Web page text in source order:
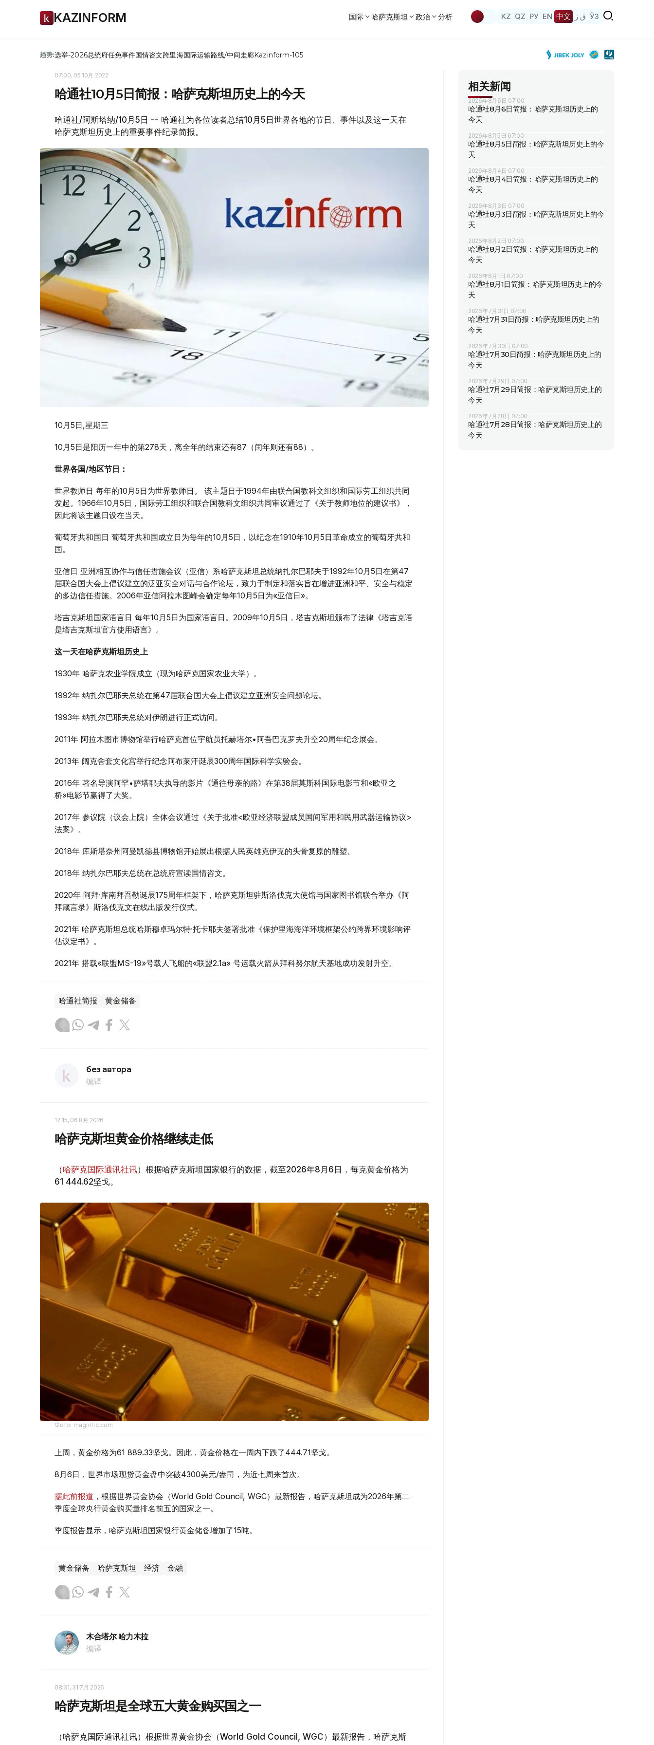
KAZINFORM 国际 哈萨克斯坦 政治 分析 KZ QZ РУ EN 中文 ق ز ЎЗ
趋势:选举-2026总统府任免事件国情咨文跨里海国际运输路线/中间走廊Kazinform-105
07:00, 05 10月 2022
哈通社10月5日简报：哈萨克斯坦历史上的今天
哈通社/阿斯塔纳/10月5日 -- 哈通社为各位读者总结10月5日世界各地的节日、事件以及这一天在
哈萨克斯坦历史上的重要事件纪录简报。
10月5日,星期三
10月5日是阳历一年中的第278天，离全年的结束还有87（闰年则还有88）。
世界各国/地区节日：
世界教师日 每年的10月5日为世界教师日。 该主题日于1994年由联合国教科文组织和国际劳工组织共同
发起。1966年10月5日，国际劳工组织和联合国教科文组织共同审议通过了《关于教师地位的建议书》，
因此将该主题日设在当天。
葡萄牙共和国日 葡萄牙共和国成立日为每年的10月5日，以纪念在1910年10月5日革命成立的葡萄牙共和
国。
亚信日 亚洲相互协作与信任措施会议（亚信）系哈萨克斯坦总统纳扎尔巴耶夫于1992年10月5日在第47
届联合国大会上倡议建立的泛亚安全对话与合作论坛，致力于制定和落实旨在增进亚洲和平、安全与稳定
的多边信任措施。2006年亚信阿拉木图峰会确定每年10月5日为«亚信日»。
塔吉克斯坦国家语言日 每年10月5日为国家语言日。2009年10月5日，塔吉克斯坦颁布了法律《塔吉克语
是塔吉克斯坦官方使用语言》。
这一天在哈萨克斯坦历史上
1930年 哈萨克农业学院成立（现为哈萨克国家农业大学）。
1992年 纳扎尔巴耶夫总统在第47届联合国大会上倡议建立亚洲安全问题论坛。
1993年 纳扎尔巴耶夫总统对伊朗进行正式访问。
2011年 阿拉木图市博物馆举行哈萨克首位宇航员托赫塔尔•阿吾巴克罗夫升空20周年纪念展会。
2013年 阔克舍套文化宫举行纪念阿布莱汗诞辰300周年国际科学实验会。
2016年 著名导演阿罕•萨塔耶夫执导的影片《通往母亲的路》在第38届莫斯科国际电影节和«欧亚之
桥»电影节赢得了大奖。
2017年 参议院（议会上院）全体会议通过《关于批准<欧亚经济联盟成员国间军用和民用武器运输协议>
法案》。
2018年 库斯塔奈州阿曼凯德县博物馆开始展出根据人民英雄克伊克的头骨复原的雕塑。
2018年 纳扎尔巴耶夫总统在总统府宣读国情咨文。
2020年 阿拜·库南拜吾勒诞辰175周年框架下，哈萨克斯坦驻斯洛伐克大使馆与国家图书馆联合举办《阿
拜箴言录》斯洛伐克文在线出版发行仪式。
2021年 哈萨克斯坦总统哈斯穆卓玛尔特·托卡耶夫签署批准《保护里海海洋环境框架公约跨界环境影响评
估议定书》。
2021年 搭载«联盟MS-19»号载人飞船的«联盟2.1a» 号运载火箭从拜科努尔航天基地成功发射升空。
哈通社简报 黄金储备
без автора
编译
17:15, 06 8月 2026
哈萨克斯坦黄金价格继续走低
（哈萨克国际通讯社讯）根据哈萨克斯坦国家银行的数据，截至2026年8月6日，每克黄金价格为
61 444.62坚戈。
Фото: magnific.com
上周，黄金价格为61 889.33坚戈。因此，黄金价格在一周内下跌了444.71坚戈。
8月6日，世界市场现货黄金盘中突破4300美元/盎司，为近七周来首次。
据此前报道 ，根据世界黄金协会（World Gold Council, WGC）最新报告，哈萨克斯坦成为2026年第二
季度全球央行黄金购买量排名前五的国家之一。
季度报告显示，哈萨克斯坦国家银行黄金储备增加了15吨。
黄金储备 哈萨克斯坦 经济 金融
木合塔尔 哈力木拉
编译
08:31, 31 7月 2026
哈萨克斯坦是全球五大黄金购买国之一
（哈萨克国际通讯社讯）根据世界黄金协会（World Gold Council, WGC）最新报告，哈萨克斯
相关新闻
2026年8月6日 07:00
哈通社8月6日简报：哈萨克斯坦历史上的
今天
2026年8月5日 07:00
哈通社8月5日简报：哈萨克斯坦历史上的今
天
2026年8月4日 07:00
哈通社8月4日简报：哈萨克斯坦历史上的
今天
2026年8月3日 07:00
哈通社8月3日简报：哈萨克斯坦历史上的今
天
2026年8月2日 07:00
哈通社8月2日简报：哈萨克斯坦历史上的
今天
2026年8月1日 07:00
哈通社8月1日简报：哈萨克斯坦历史上的今
天
2026年7月31日 07:00
哈通社7月31日简报：哈萨克斯坦历史上的
今天
2026年7月30日 07:00
哈通社7月30日简报：哈萨克斯坦历史上的
今天
2026年7月29日 07:00
哈通社7月29日简报：哈萨克斯坦历史上的
今天
2026年7月28日 07:00
哈通社7月28日简报：哈萨克斯坦历史上的
今天